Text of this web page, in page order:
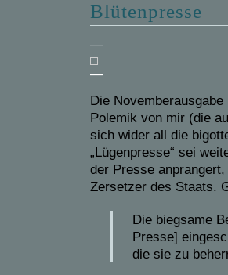
Blütenpresse
—
—
Die
Polemik von mir (die
sich wider all die
„Lügenpresse“ sei
der Presse
Zersetzer des Staats.
Die biegsame
Presse]
die sie zu